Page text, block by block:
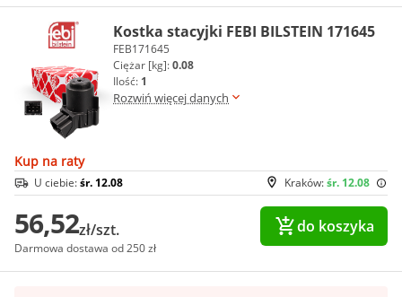
Kostka stacyjki FEBI BILSTEIN 171645
FEB171645
Ciężar [kg]:0.08
Ilość: 1
Rozwiń więcej danych
Kup na raty
Kraków:śr. 12.08
U ciebie:śr. 12.08
56,52zł/szt.
Darmowa dostawa od 250 zł
do koszyka